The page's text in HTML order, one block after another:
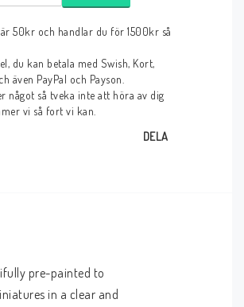
50kr och handlar du för 1500kr så
du kan betala med Swish, Kort,
även PayPal och Payson.
något så tveka inte att höra av dig
vi så fort vi kan.
DELA
pre-painted to
in a clear and